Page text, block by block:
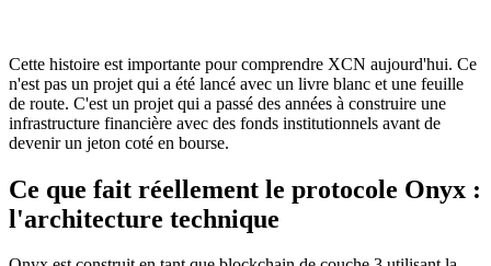
Cette histoire est importante pour comprendre XCN aujourd'hui. Ce
n'est pas un projet qui a été lancé avec un livre blanc et une feuille
de route. C'est un projet qui a passé des années à construire une
infrastructure financière avec des fonds institutionnels avant de
devenir un jeton coté en bourse.
Ce que fait réellement le protocole Onyx :
l'architecture technique